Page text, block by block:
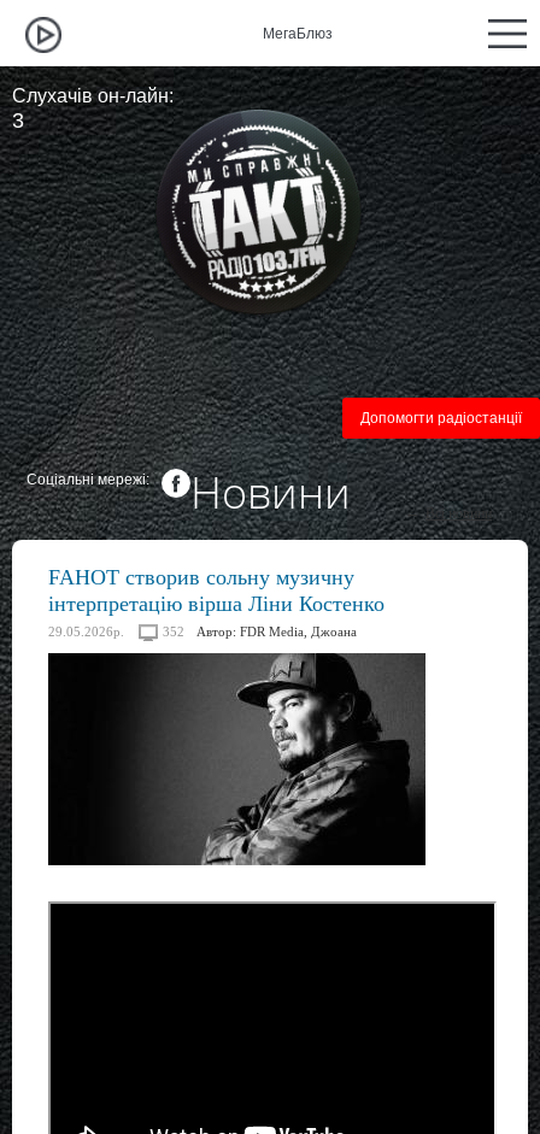
Слухачів он-лайн:
3
МегаБлюз
Допомогти радіостанції
Соціальні мережі: Новини ←Всі новини
FAHOT створив сольну музичну
інтерпретацію вірша Ліни Костенко
29.05.2026р. 352 Автор: FDR Media, Джоана